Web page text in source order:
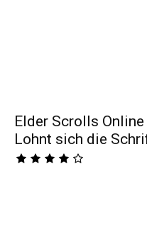
Elder Scrolls
Lohnt sich die